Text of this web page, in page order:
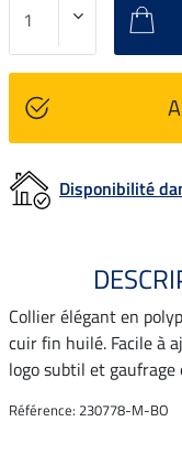
Disponibilité
Collier élégant en
cuir fin huilé. Facile à
logo subtil et gaufrage
Référence: 230778-M-BO